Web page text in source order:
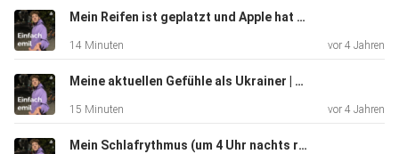
Mein Reifen ist geplatzt und Apple hat mich abgezogen | S2 #04
14 Minuten vor 4 Jahren
Meine aktuellen Gefühle als Ukrainer | S2 #03
15 Minuten vor 4 Jahren
Mein Schlafrythmus (um 4 Uhr nachts recorded) | S2 #02